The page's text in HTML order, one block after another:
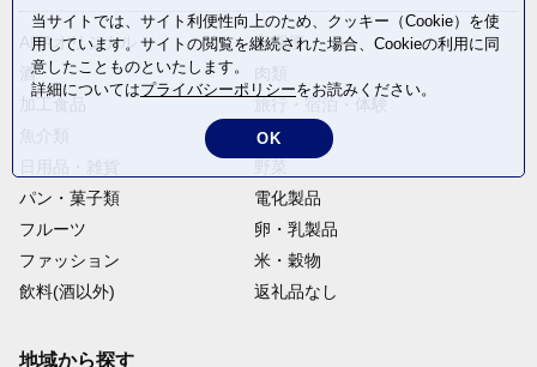
ANAオリジナル
定期便
酒
旅行・宿泊・体験
麺類
パン・菓子類
電化製品
フルーツ
卵・乳製品
ファッション
米・穀物
飲料(酒以外)
返礼品なし
地域から探す
当サイトでは、サイト利便性向上のため、クッキー（Cookie）を使
用しています。サイトの閲覧を継続された場合、Cookieの利用に同
意したことものといたします。
詳細についてはプライバシーポリシーをお読みください。
OK